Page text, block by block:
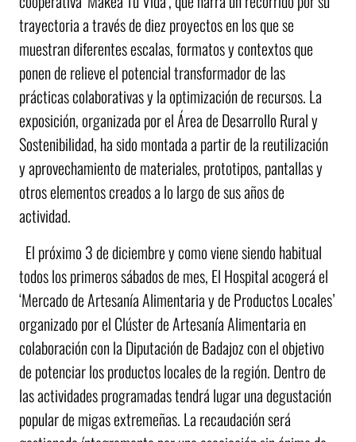
trayectoria a través de diez proyectos en los que se
muestran diferentes escalas, formatos y contextos que
ponen de relieve el potencial transformador de las
prácticas colaborativas y la optimización de recursos. La
exposición, organizada por el Área de Desarrollo Rural y
Sostenibilidad, ha sido montada a partir de la reutilización
y aprovechamiento de materiales, prototipos, pantallas y
otros elementos creados a lo largo de sus años de
actividad.
El próximo 3 de diciembre y como viene siendo habitual
todos los primeros sábados de mes, El Hospital acogerá el
‘Mercado de Artesanía Alimentaria y de Productos Locales’
organizado por el Clúster de Artesanía Alimentaria en
colaboración con la Diputación de Badajoz con el objetivo
de potenciar los productos locales de la región. Dentro de
las actividades programadas tendrá lugar una degustación
popular de migas extremeñas. La recaudación será